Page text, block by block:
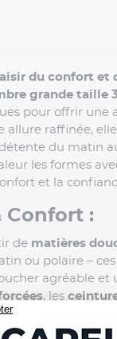
du confort et
grande taille
pour offrir une
allure raffinée,
du matin
les formes
et la
Confort :
de matières
ou polaire –
agréable et
, les
un confort
la journée.